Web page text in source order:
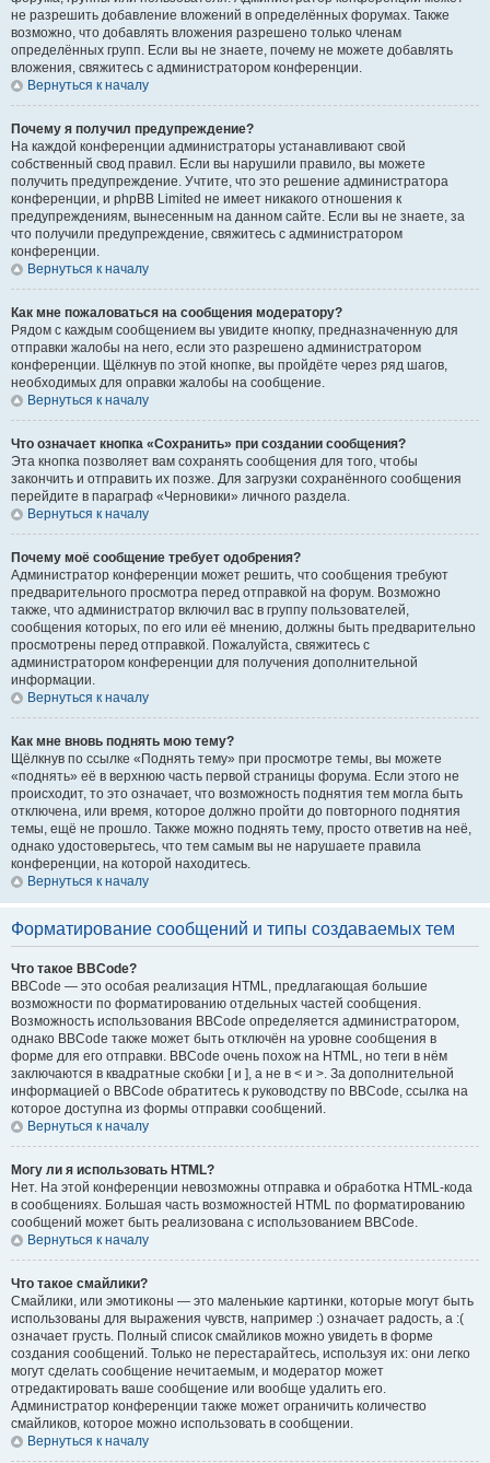
не разрешить добавление вложений в определённых форумах. Также
возможно, что добавлять вложения разрешено только членам
определённых групп. Если вы не знаете, почему не можете добавлять
вложения, свяжитесь с администратором конференции.
Вернуться к началу
Почему я получил предупреждение?
На каждой конференции администраторы устанавливают свой
собственный свод правил. Если вы нарушили правило, вы можете
получить предупреждение. Учтите, что это решение администратора
конференции, и phpBB Limited не имеет никакого отношения к
предупреждениям, вынесенным на данном сайте. Если вы не знаете, за
что получили предупреждение, свяжитесь с администратором
конференции.
Вернуться к началу
Как мне пожаловаться на сообщения модератору?
Рядом с каждым сообщением вы увидите кнопку, предназначенную для
отправки жалобы на него, если это разрешено администратором
конференции. Щёлкнув по этой кнопке, вы пройдёте через ряд шагов,
необходимых для оправки жалобы на сообщение.
Вернуться к началу
Что означает кнопка «Сохранить» при создании сообщения?
Эта кнопка позволяет вам сохранять сообщения для того, чтобы
закончить и отправить их позже. Для загрузки сохранённого сообщения
перейдите в параграф «Черновики» личного раздела.
Вернуться к началу
Почему моё сообщение требует одобрения?
Администратор конференции может решить, что сообщения требуют
предварительного просмотра перед отправкой на форум. Возможно
также, что администратор включил вас в группу пользователей,
сообщения которых, по его или её мнению, должны быть предварительно
просмотрены перед отправкой. Пожалуйста, свяжитесь с
администратором конференции для получения дополнительной
информации.
Вернуться к началу
Как мне вновь поднять мою тему?
Щёлкнув по ссылке «Поднять тему» при просмотре темы, вы можете
«поднять» её в верхнюю часть первой страницы форума. Если этого не
происходит, то это означает, что возможность поднятия тем могла быть
отключена, или время, которое должно пройти до повторного поднятия
темы, ещё не прошло. Также можно поднять тему, просто ответив на неё,
однако удостоверьтесь, что тем самым вы не нарушаете правила
конференции, на которой находитесь.
Вернуться к началу
Форматирование сообщений и типы создаваемых тем
Что такое BBCode?
BBCode — это особая реализация HTML, предлагающая большие
возможности по форматированию отдельных частей сообщения.
Возможность использования BBCode определяется администратором,
однако BBCode также может быть отключён на уровне сообщения в
форме для его отправки. BBCode очень похож на HTML, но теги в нём
заключаются в квадратные скобки [ и ], а не в < и >. За дополнительной
информацией о BBCode обратитесь к руководству по BBCode, ссылка на
которое доступна из формы отправки сообщений.
Вернуться к началу
Могу ли я использовать HTML?
Нет. На этой конференции невозможны отправка и обработка HTML-кода
в сообщениях. Большая часть возможностей HTML по форматированию
сообщений может быть реализована с использованием BBCode.
Вернуться к началу
Что такое смайлики?
Смайлики, или эмотиконы — это маленькие картинки, которые могут быть
использованы для выражения чувств, например :) означает радость, а :(
означает грусть. Полный список смайликов можно увидеть в форме
создания сообщений. Только не перестарайтесь, используя их: они легко
могут сделать сообщение нечитаемым, и модератор может
отредактировать ваше сообщение или вообще удалить его.
Администратор конференции также может ограничить количество
смайликов, которое можно использовать в сообщении.
Вернуться к началу